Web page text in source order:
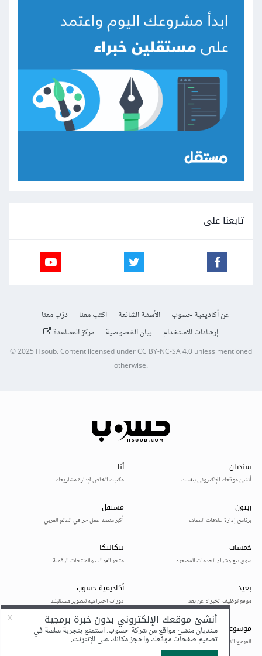
تابعنا على
عن أكاديمية حسوب الأسئلة الشائعة اكتب معنا
درّب معنا
إرشادات الاستخدام
بيان الخصوصية مركز المساعدة
© 2025Hsoub.Content licensed underCC BY-NC-SA 4.0unless mentioned
otherwise.